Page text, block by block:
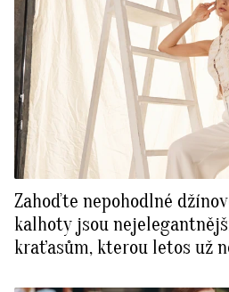
Zahoďte nepohodlné
kalhoty jsou
kraťasům, kterou letos už